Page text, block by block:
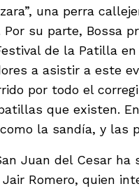
una perra
su parte, Bossa
de la Patilla en
a asistir a este
por todo el
que existen.
la sandía, y las
Juan del Cesar ha
Romero, quien